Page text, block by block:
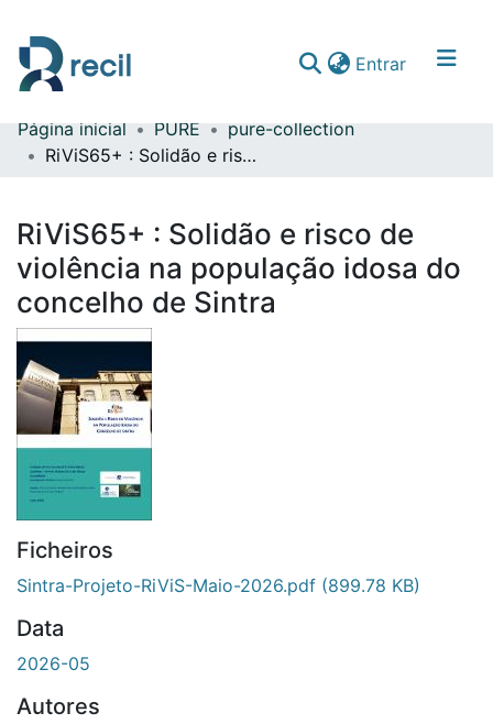
Entrar(current)
Comunidades & Coleções
Estatísticas
Página inicial PURE
pure-collection
RiViS65+ : Solidão e risco de violência na população idosa do concelho de Sintra
RiViS65+ : Solidão e risco de
violência na população idosa do
concelho de Sintra
Ficheiros
Sintra-Projeto-RiViS-Maio-2026.pdf (899.78 KB)
Data
2026-05
Autores